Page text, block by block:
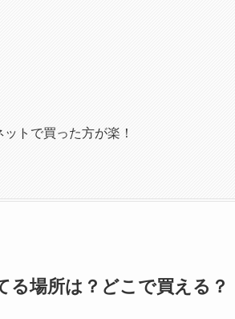
トで買った方が楽！
る場所は？どこで買える？